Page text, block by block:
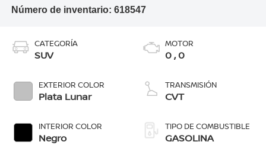
Número de inventario: 618547
CATEGORÍA
SUV
EXTERIOR COLOR
Plata Lunar
INTERIOR COLOR
Negro
MOTOR
0 , 0
TRANSMISIÓN
CVT
TIPO DE COMBUSTIBLE
GASOLINA